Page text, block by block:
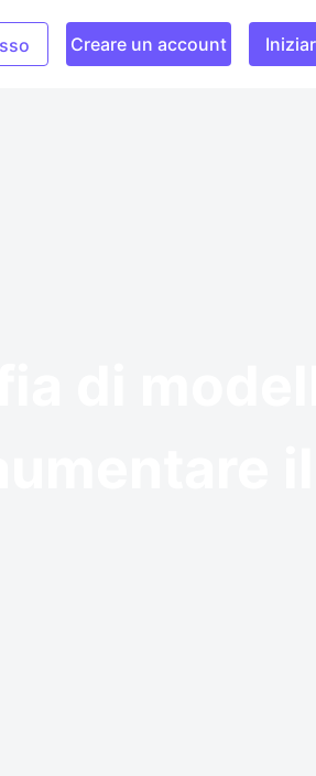
Creare un account